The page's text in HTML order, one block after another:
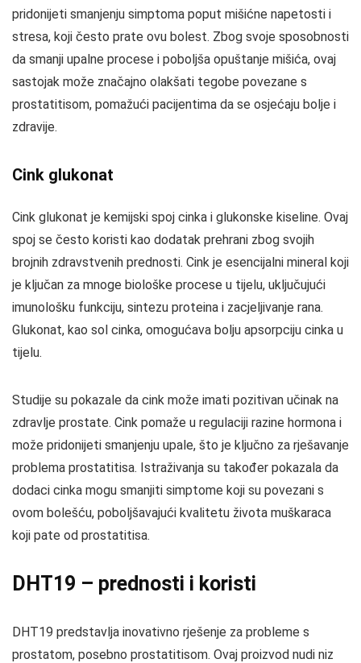
pridonijeti smanjenju simptoma poput mišićne napetosti i
stresa, koji često prate ovu bolest. Zbog svoje sposobnosti
da smanji upalne procese i poboljša opuštanje mišića, ovaj
sastojak može značajno olakšati tegobe povezane s
prostatitisom, pomažući pacijentima da se osjećaju bolje i
zdravije.
Cink glukonat
Cink glukonat je kemijski spoj cinka i glukonske kiseline. Ovaj
spoj se često koristi kao dodatak prehrani zbog svojih
brojnih zdravstvenih prednosti. Cink je esencijalni mineral koji
je ključan za mnoge biološke procese u tijelu, uključujući
imunološku funkciju, sintezu proteina i zacjeljivanje rana.
Glukonat, kao sol cinka, omogućava bolju apsorpciju cinka u
tijelu.
Studije su pokazale da cink može imati pozitivan učinak na
zdravlje prostate. Cink pomaže u regulaciji razine hormona i
može pridonijeti smanjenju upale, što je ključno za rješavanje
problema prostatitisa. Istraživanja su također pokazala da
dodaci cinka mogu smanjiti simptome koji su povezani s
ovom bolešću, poboljšavajući kvalitetu života muškaraca
koji pate od prostatitisa.
DHT19 – prednosti i koristi
DHT19 predstavlja inovativno rješenje za probleme s
prostatom, posebno prostatitisom. Ovaj proizvod nudi niz